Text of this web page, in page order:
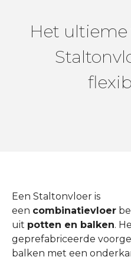
Het ultieme
Een Staltonvloer is
een combinatievloer
uit potten en balken.
geprefabriceerde
balken met een